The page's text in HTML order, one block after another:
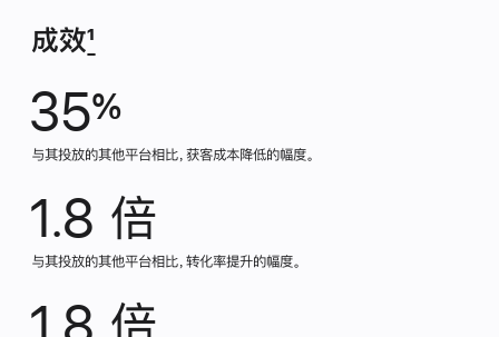
成效1
35%
与其投放的其他平台相比，获客成本降低的幅度。
1.8 倍
与其投放的其他平台相比，转化率提升的幅度。
1.8 倍